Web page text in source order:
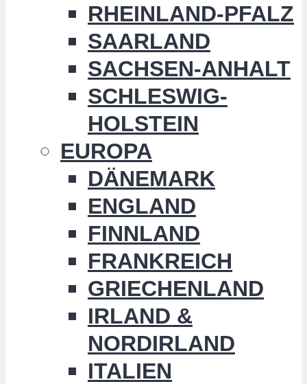
RHEINLAND-PFALZ
SAARLAND
SACHSEN-ANHALT
SCHLESWIG-
HOLSTEIN
EUROPA
DÄNEMARK
ENGLAND
FINNLAND
FRANKREICH
GRIECHENLAND
IRLAND &
NORDIRLAND
ITALIEN